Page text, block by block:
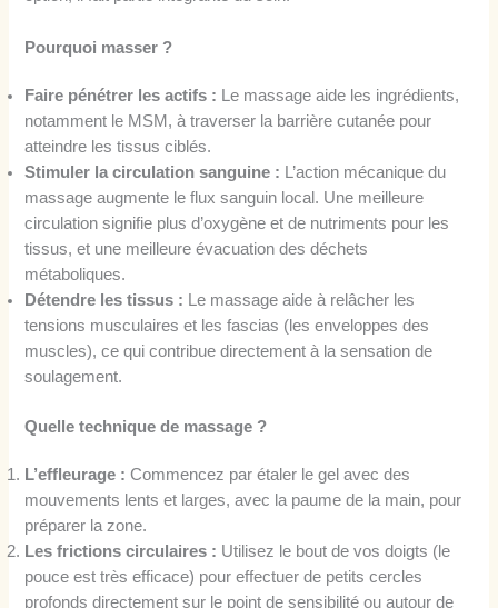
Pourquoi masser ?
Faire pénétrer les actifs : Le massage aide les ingrédients,
notamment le MSM, à traverser la barrière cutanée pour
atteindre les tissus ciblés.
Stimuler la circulation sanguine : L’action mécanique du
massage augmente le flux sanguin local. Une meilleure
circulation signifie plus d’oxygène et de nutriments pour les
tissus, et une meilleure évacuation des déchets
métaboliques.
Détendre les tissus : Le massage aide à relâcher les
tensions musculaires et les fascias (les enveloppes des
muscles), ce qui contribue directement à la sensation de
soulagement.
Quelle technique de massage ?
L’effleurage : Commencez par étaler le gel avec des
mouvements lents et larges, avec la paume de la main, pour
préparer la zone.
Les frictions circulaires : Utilisez le bout de vos doigts (le
pouce est très efficace) pour effectuer de petits cercles
profonds directement sur le point de sensibilité ou autour de